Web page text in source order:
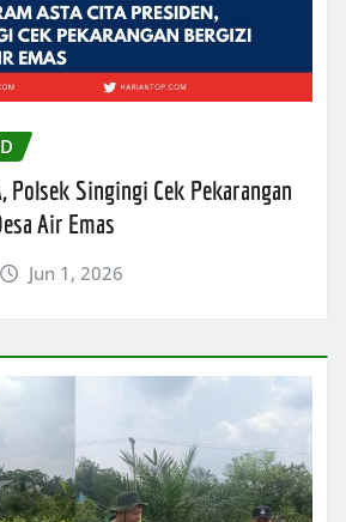
Polsek Singingi Cek Pekarangan
Air Emas
Jun 1, 2026